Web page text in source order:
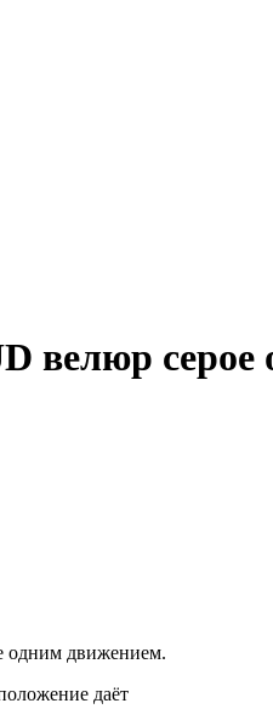
серое
одним движением.
даёт